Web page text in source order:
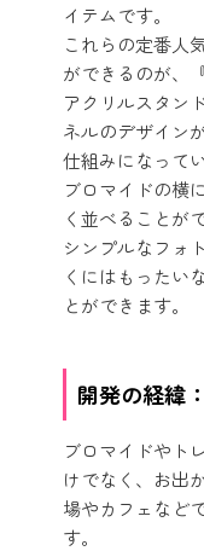
イテムです。
これらの定番人
ができるのが、
アクリルスタン
ネルのデザイン
仕組みになってい
ブロマイドの横
く並べることが
シンプルなフォ
くにはもったい
とができます。
開発の経緯
ブロマイドやト
けでなく、お出
場やカフェなど
す。